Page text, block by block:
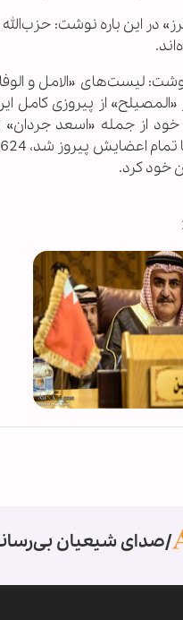
لیست‌های «الامل و
از پیروزی کامل
عضو خود از جمله «اسعد
صدای شیعیان